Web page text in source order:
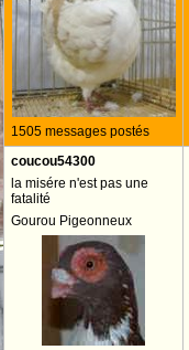
1505 messages postés
coucou54300
la misére n'est pas une
fatalité
Gourou Pigeonneux